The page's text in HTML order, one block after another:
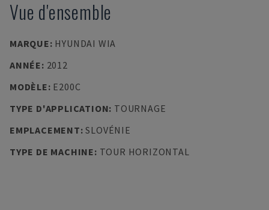
Vue d'ensemble
MARQUE: HYUNDAI WIA
ANNÉE: 2012
MODÈLE: E200C
TYPE D'APPLICATION: TOURNAGE
EMPLACEMENT:SLOVÉNIE
TYPE DE MACHINE: TOUR HORIZONTAL